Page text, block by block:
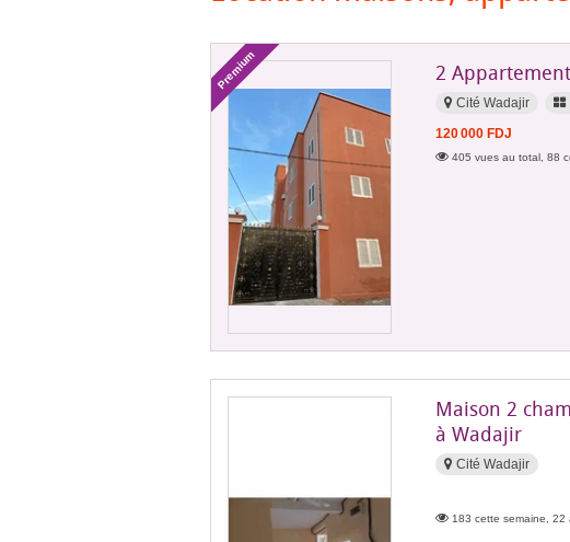
Premium 2
Cité Wadajir
120 000 FDJ
405 vues au total, 88
Maison 2
à Wadajir
Cité Wadajir
183 cette semaine, 22